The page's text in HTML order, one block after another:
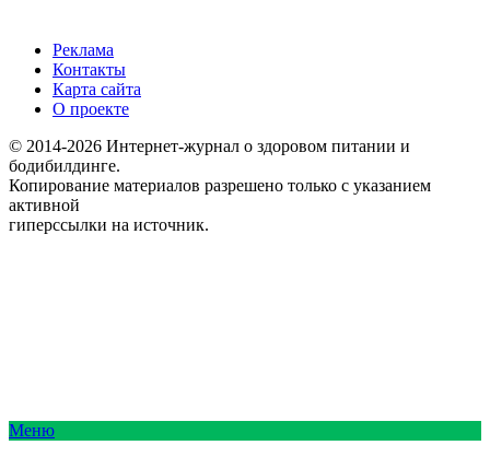
Реклама
Контакты
Карта сайта
О проекте
© 2014-2026 Интернет-журнал о здоровом питании и
бодибилдинге.
Копирование материалов разрешено только с указанием
активной
гиперссылки на источник.
Меню